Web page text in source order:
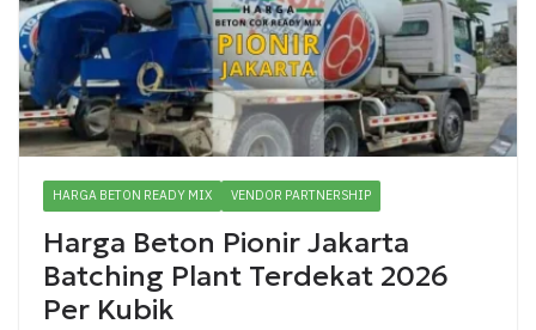
HARGA BETON READY MIX VENDOR PARTNERSHIP
Harga Beton Pionir Jakarta
Batching Plant Terdekat 2026
Per Kubik